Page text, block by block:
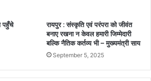
पहुँचे
रायपुर : संस्कृति एवं परंपरा को जीवंत
बनाए रखना न केवल हमारी जिम्मेदारी
बल्कि नैतिक कर्तव्य भी – मुख्यमंत्री साय
September 5, 2025